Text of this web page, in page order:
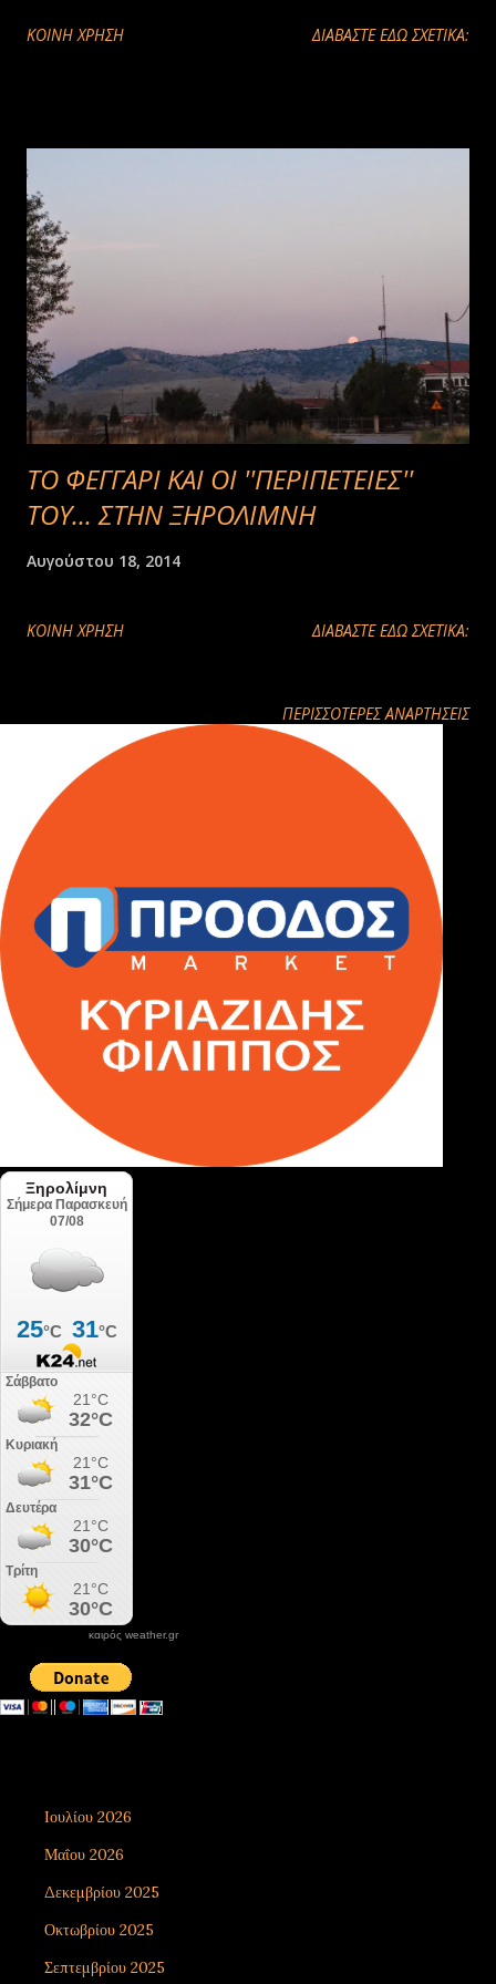
ΚΟΙΝΉ ΧΡΉΣΗ ΔΙΑΒΑΣΤΕ ΕΔΩ ΣΧΕΤΙΚΑ:
ΤΟ ΦΕΓΓΑΡΙ ΚΑΙ ΟΙ ''ΠΕΡΙΠΕΤΕΙΕΣ''
ΤΟΥ... ΣΤΗΝ ΞΗΡΟΛΙΜΝΗ
Αυγούστου 18, 2014
ΚΟΙΝΉ ΧΡΉΣΗ ΔΙΑΒΑΣΤΕ ΕΔΩ ΣΧΕΤΙΚΑ:
ΠΕΡΙΣΣΌΤΕΡΕΣ ΑΝΑΡΤΉΣΕΙΣ
καιρός weather.gr
Ιουλίου 2026
Μαΐου 2026
Δεκεμβρίου 2025
Οκτωβρίου 2025
Σεπτεμβρίου 2025